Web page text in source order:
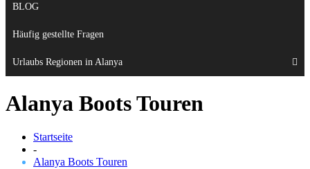
BLOG
Häufig gestellte Fragen
Urlaubs Regionen in Alanya
Alanya Boots Touren
Startseite
-
Alanya Boots Touren